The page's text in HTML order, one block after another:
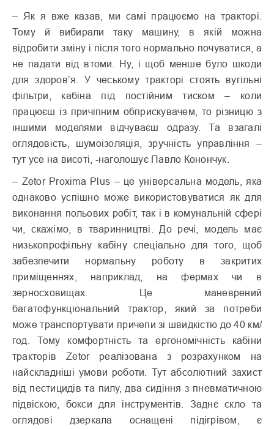
– Як я вже казав, ми самі працюємо на тракторі.
Тому й вибирали таку машину, в якій можна
відробити зміну і після того нормально почуватися, а
не падати від втоми. Ну, і щоб менше було шкоди
для здоров’я. У чеському тракторі стоять вугільні
фільтри, кабіна під постійним тиском – коли
працюєш із причіпним обприскувачем, то різницю з
іншими моделями відчуваєш одразу. Та взагалі
оглядовість, шумоізоляція, зручність управління –
тут усе на висоті, -наголошує Павло Конончук.
– Zetor Proxima Plus – це універсальна модель, яка
однаково успішно може використовуватися як для
виконання польових робіт, так і в комунальній сфері
чи, скажімо, в тваринництві. До речі, модель має
низькопрофільну кабіну спеціально для того, щоб
забезпечити нормальну роботу в закритих
приміщеннях, наприклад, на фермах чи в
зерносховищах. Це маневрений
багатофункціональний трактор, який за потреби
може транспортувати причепи зі швидкістю до 40 км/
год. Тому комфортність та ергономічність кабіни
тракторів Zetor реалізована з розрахунком на
найскладніші умови роботи. Тут абсолютний захист
від пестицидів та пилу, два сидіння з пневматичною
підвіскою, бокси для інструментів. Заднє скло та
оглядові дзеркала оснащені підігрівом, є